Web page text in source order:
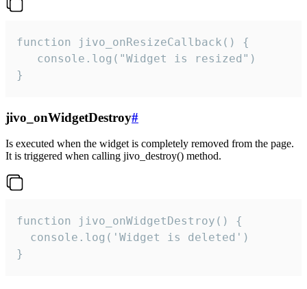
function jivo_onResizeCallback() {
   console.log("Widget is resized")
}
jivo_onWidgetDestroy#
Is executed when the widget is completely removed from the page.
It is triggered when calling jivo_destroy() method.
function jivo_onWidgetDestroy() {
  console.log('Widget is deleted')
}